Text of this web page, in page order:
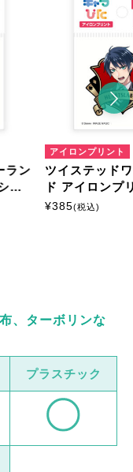
ラン
ー
アイロンプリント
ツイステッド
ド アイロンプ
ト ミニサイズ
¥385(税込)
、ターボリンな
プラスチック